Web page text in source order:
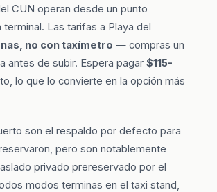
CUN operan desde un punto
Las tarifas a Playa del
no con taxímetro — compras un
antes de subir. Espera pagar $115-
lo que lo convierte en la opción más
son el respaldo por defecto para
pero son notablemente
privado prereservado por el
modos terminas en el taxi stand,